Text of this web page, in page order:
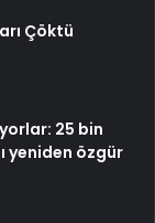
Çöktü
25 bin
yeniden özgür